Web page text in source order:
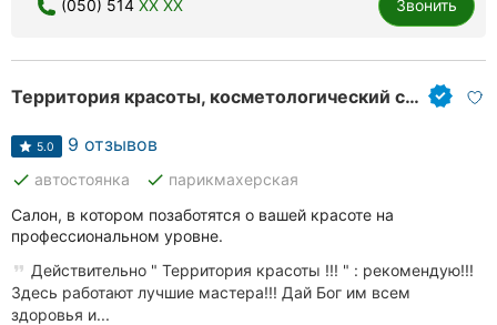
(050) 514 XX XX Звонить
Территория красоты, косметологический салон
5.0 9 отзывов
done автостоянка done парикмахерская
Салон, в котором позаботятся о вашей красоте на
профессиональном уровне.
Действительно " Территория красоты !!! " : рекомендую!!!
Здесь работают лучшие мастера!!! Дай Бог им всем
здоровья и...